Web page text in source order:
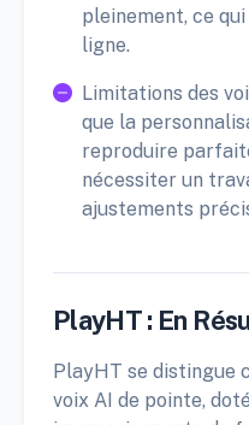
pleinement, ce
ligne.
Limitations des
que la
reproduire
nécessiter un
ajustements
PlayHT : En
PlayHT se distingue
voix AI de pointe,